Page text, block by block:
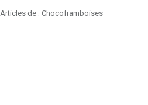
Articles de : Chocoframboises